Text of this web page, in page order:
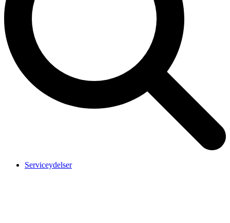
Serviceydelser